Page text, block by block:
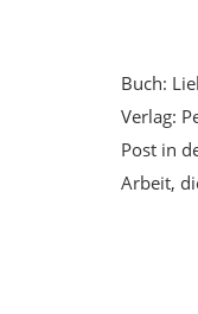
Buch:
Verlag:
Post in
Arbeit,